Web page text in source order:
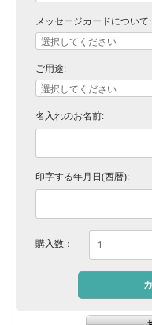
メッセージカードについて:
ご用途:
名入れのお名前:
印字する年月日(西暦):
購入数：